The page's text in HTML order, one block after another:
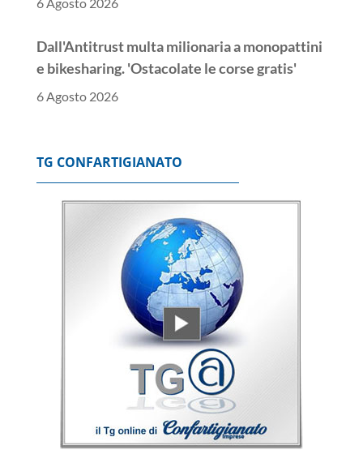
Dall'Antitrust multa milionaria a monopattini
e bikesharing. 'Ostacolate le corse gratis'
6 Agosto 2026
milionaria a monopattini e bikesharing ++
++ Istat, produzione industriale in calo
dell'1% a giugno, su anno -0,6% ++
Per Mediolanum raccolta luglio da record, da
inizio anno 7,78 miliardi
Mimit, in calo il prezzo dei carburanti, gasolio
a 2,092 euro al litro
TG CONFARTIGIANATO